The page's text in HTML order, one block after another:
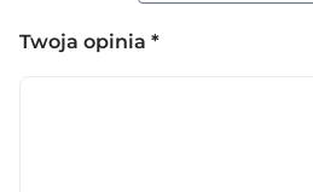
Twoja opinia *